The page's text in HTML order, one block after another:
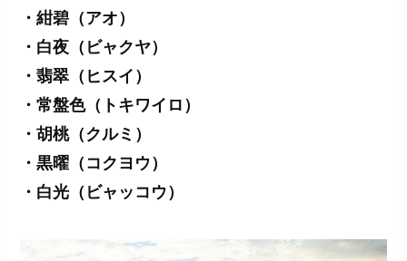
・紺碧（アオ）
・白夜（ビャクヤ）
・翡翠（ヒスイ）
・常盤色（トキワイロ）
・胡桃（クルミ）
・黒曜（コクヨウ）
・白光（ビャッコウ）